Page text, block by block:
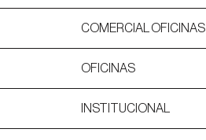
COMERCIAL OFICINAS
OFICINAS
INSTITUCIONAL